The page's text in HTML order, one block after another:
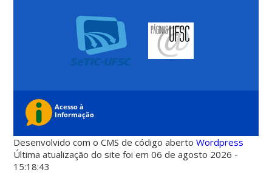
Desenvolvido com o CMS de código abertoWordpress
Última atualização do site foi em 06 de agosto 2026 -
15:18:43